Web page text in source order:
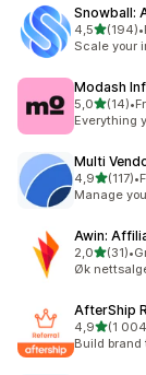
Snowball:
4,5av 5(194)
Totalt 194 •
Scale your
Modash
5,0av 5(14)
Totalt 14 •
Everything
Multi
4,9av 5(117)
Totalt 117 •
Manage
Awin:
2,0av 5(31)
Totalt 31 •
Øk
AfterShip
4,9av 5
(1
Totalt 1004
Build brand